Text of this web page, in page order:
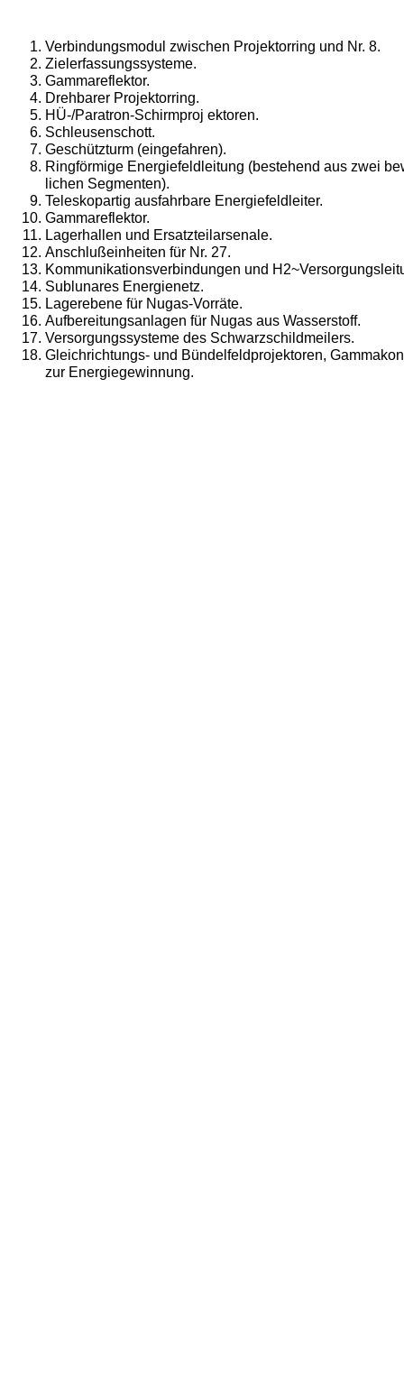
Verbindungsmodul zwischen Projektorring und Nr. 8.
Zielerfassungssysteme.
Gammareflektor.
Drehbarer Projektorring.
HÜ-/Paratron-Schirmproj ektoren.
Schleusenschott.
Geschützturm (eingefahren).
Ringförmige Energiefeldleitung (bestehend aus zwei
lichen Segmenten).
Teleskopartig ausfahrbare Energiefeldleiter.
Gammareflektor.
Lagerhallen und Ersatzteilarsenale.
Anschlußeinheiten für Nr. 27.
Kommunikationsverbindungen und
Sublunares Energienetz.
Lagerebene für Nugas-Vorräte.
Aufbereitungsanlagen für Nugas aus Wasserstoff.
Versorgungssysteme des Schwarzschildmeilers.
Gleichrichtungs- und Bündelfeldprojektoren,
zur Energiegewinnung.